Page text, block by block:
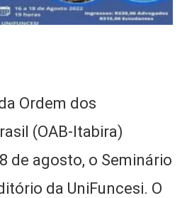
Ordem dos
(OAB-Itabira)
de agosto, o Seminário
da UniFuncesi. O